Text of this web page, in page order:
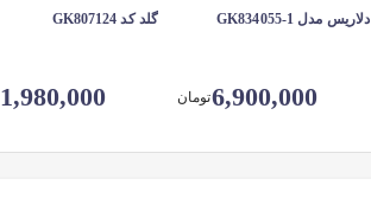
دلاریس مدل GK834055-1
6,900,000تومان
گلد کد GK807124
1,980,000